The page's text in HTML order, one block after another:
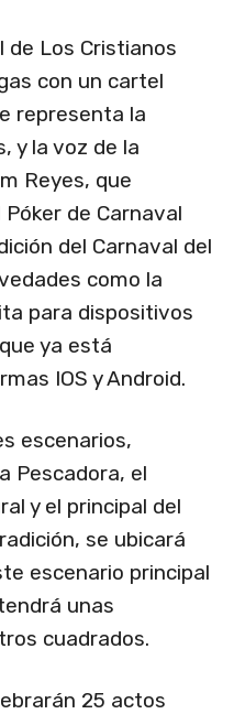
de Los Cristianos
con un cartel
representa la
y la voz de la
Reyes, que
de Carnaval
del Carnaval del
como la
para dispositivos
ya está
IOS y Android.
escenarios,
Pescadora, el
y el principal del
se ubicará
escenario principal
unas
cuadrados.
25 actos